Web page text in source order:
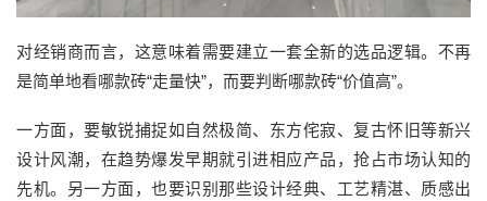
对经销商而言，这意味着需要建立一套全新的选品逻辑。不再
是简单地看哪款砖“走量快”，而要判断哪款砖“价值高”。
一方面，要敏锐捕捉如自然极简、东方侘寂、复古怀旧等新兴
设计风潮，在趋势爆发早期就引进相应产品，抢占市场认知的
先机。另一方面，也要识别那些设计经典、工艺精湛、质感出